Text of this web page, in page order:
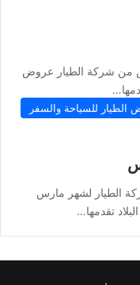
من شركة الطيار عروض
الطيار للسياحة والسفر
الطيار لشهر مارس
تقدمها…